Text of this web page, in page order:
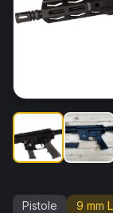
Pistole 9 mm